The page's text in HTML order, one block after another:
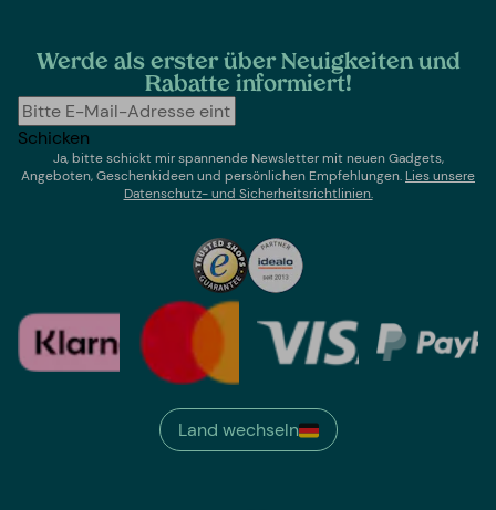
Werde als erster über Neuigkeiten und
Rabatte informiert!
Schicken
Ja, bitte schickt mir spannende Newsletter mit neuen Gadgets,
Angeboten, Geschenkideen und persönlichen Empfehlungen. Lies unsere
Datenschutz- und Sicherheitsrichtlinien.
Land wechseln